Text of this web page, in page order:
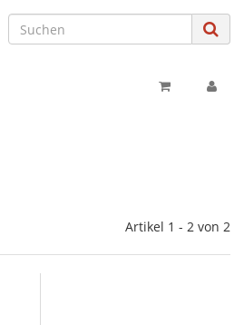
Artikel 1 - 2 von 2